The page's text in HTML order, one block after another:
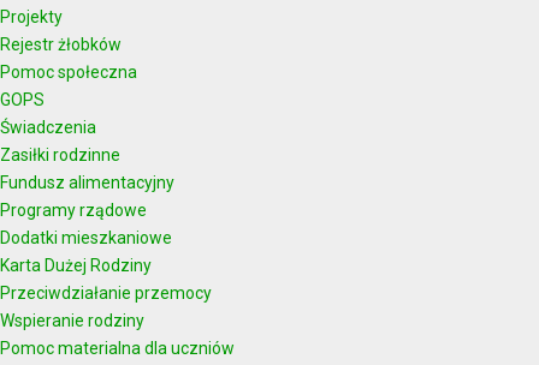
Projekty
Rejestr żłobków
Pomoc społeczna
GOPS
Świadczenia
Zasiłki rodzinne
Fundusz alimentacyjny
Programy rządowe
Dodatki mieszkaniowe
Karta Dużej Rodziny
Przeciwdziałanie przemocy
Wspieranie rodziny
Pomoc materialna dla uczniów